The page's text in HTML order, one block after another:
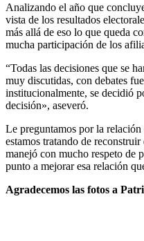
Analizando el año que
vista de los resultados
más allá de eso lo que queda
mucha participación de los
“Todas las decisiones que se
muy discutidas, con debates
institucionalmente, se decidió
decisión», aseveró.
Le preguntamos por la
estamos tratando de
manejó con mucho respeto de
punto a mejorar esa relación
Agradecemos las fotos a